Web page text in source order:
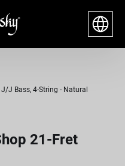
J Bass, 4-String - Natural
21-Fret